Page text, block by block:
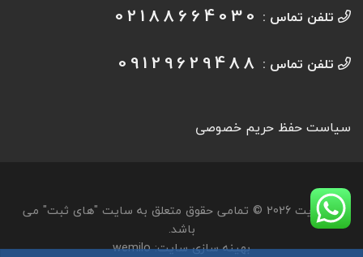
تلفن تماس : 02188664030
تلفن تماس : 09129629488
سیاست حفظ حریم خصوصی
کپی‌رایت 2026 © تمامی حقوق متعلق به سایت "های ثبت" می
باشد.
بهینه سازی سایت: wemilo